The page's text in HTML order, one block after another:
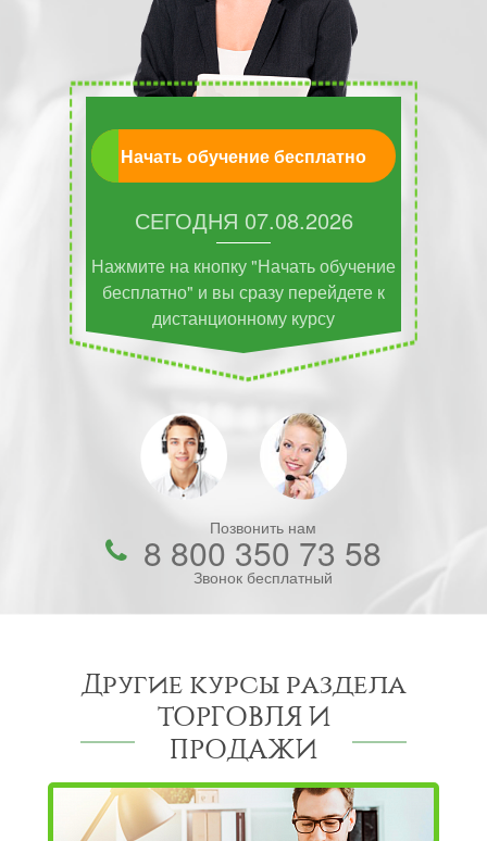
Начать обучение бесплатно
СЕГОДНЯ 07.08.2026
Нажмите на кнопку "Начать обучение
бесплатно" и вы сразу перейдете к
дистанционному курсу
Позвонить нам
8 800 350 73 58
Звонок бесплатный
Другие курсы раздела
ТОРГОВЛЯ И
ПРОДАЖИ